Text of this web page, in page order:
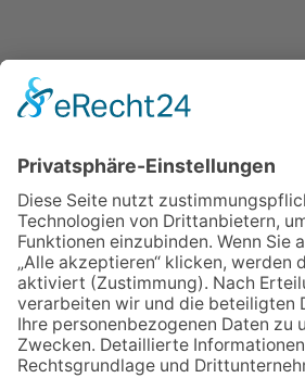
Aktivitäten
Web Advertising neu sortieren
ÜBER UNS
ANMELDEN
LOGIN
AGB